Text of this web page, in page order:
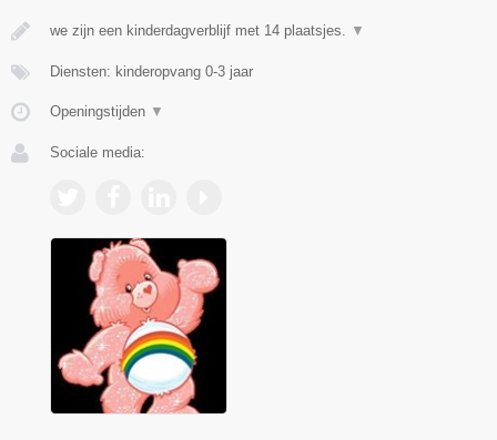
we zijn een kinderdagverblijf met 14 plaatsjes. ▼
Diensten: kinderopvang 0-3 jaar
Openingstijden ▼
Sociale media: